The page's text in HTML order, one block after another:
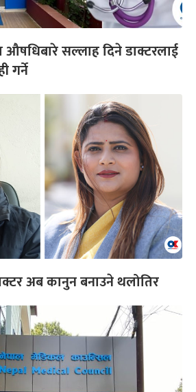
औषधिबारे सल्लाह दिने डाक्टरलाई
गर्ने
अब कानुन बनाउने थलोतिर